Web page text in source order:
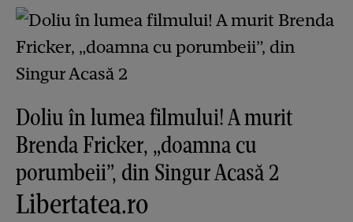
Doliu în lumea filmului! A murit
Brenda Fricker, „doamna cu
porumbeii”, din Singur Acasă 2
Libertatea.ro